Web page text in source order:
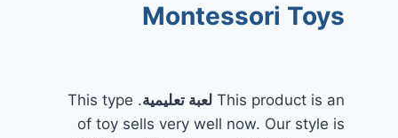
Montessori Toys
This product is an لعبة تعليمية . This type
of toy sells very well now. Our style is